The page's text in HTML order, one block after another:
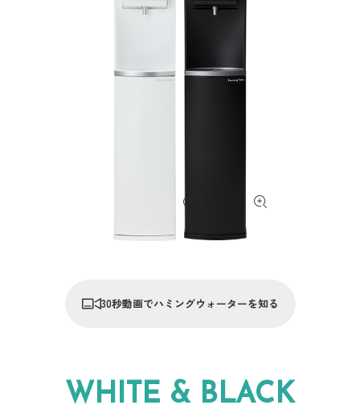
WHITE & BLACK
30秒動画でハミングウォーターを知る